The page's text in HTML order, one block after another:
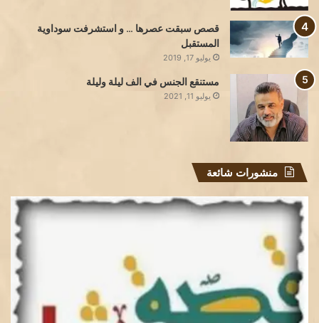
قصص سبقت عصرها … و استشرفت سوداوية
المستقبل
يوليو 17, 2019
مستنقع الجنس في الف ليلة وليلة
يوليو 11, 2021
منشورات شائعة